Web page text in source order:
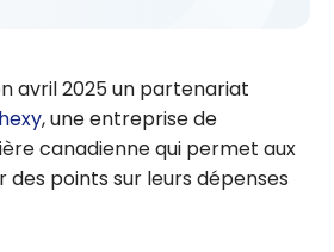
avril 2025 un partenariat
, une entreprise de
canadienne qui permet aux
des points sur leurs dépenses